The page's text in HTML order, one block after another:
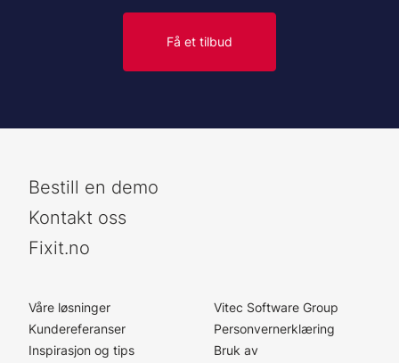
Få et tilbud
Bestill en demo
Kontakt oss
Fixit.no
Våre løsninger
Kundereferanser
Inspirasjon og tips
Vitec Software Group
Personvernerklæring
Bruk av